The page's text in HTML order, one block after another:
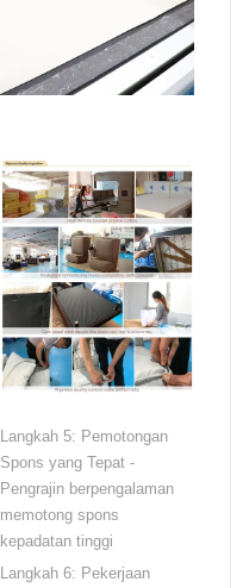
Langkah 5: Pemotongan
Spons yang Tepat -
Pengrajin berpengalaman
memotong spons
kepadatan tinggi
Langkah 6: Pekerjaan